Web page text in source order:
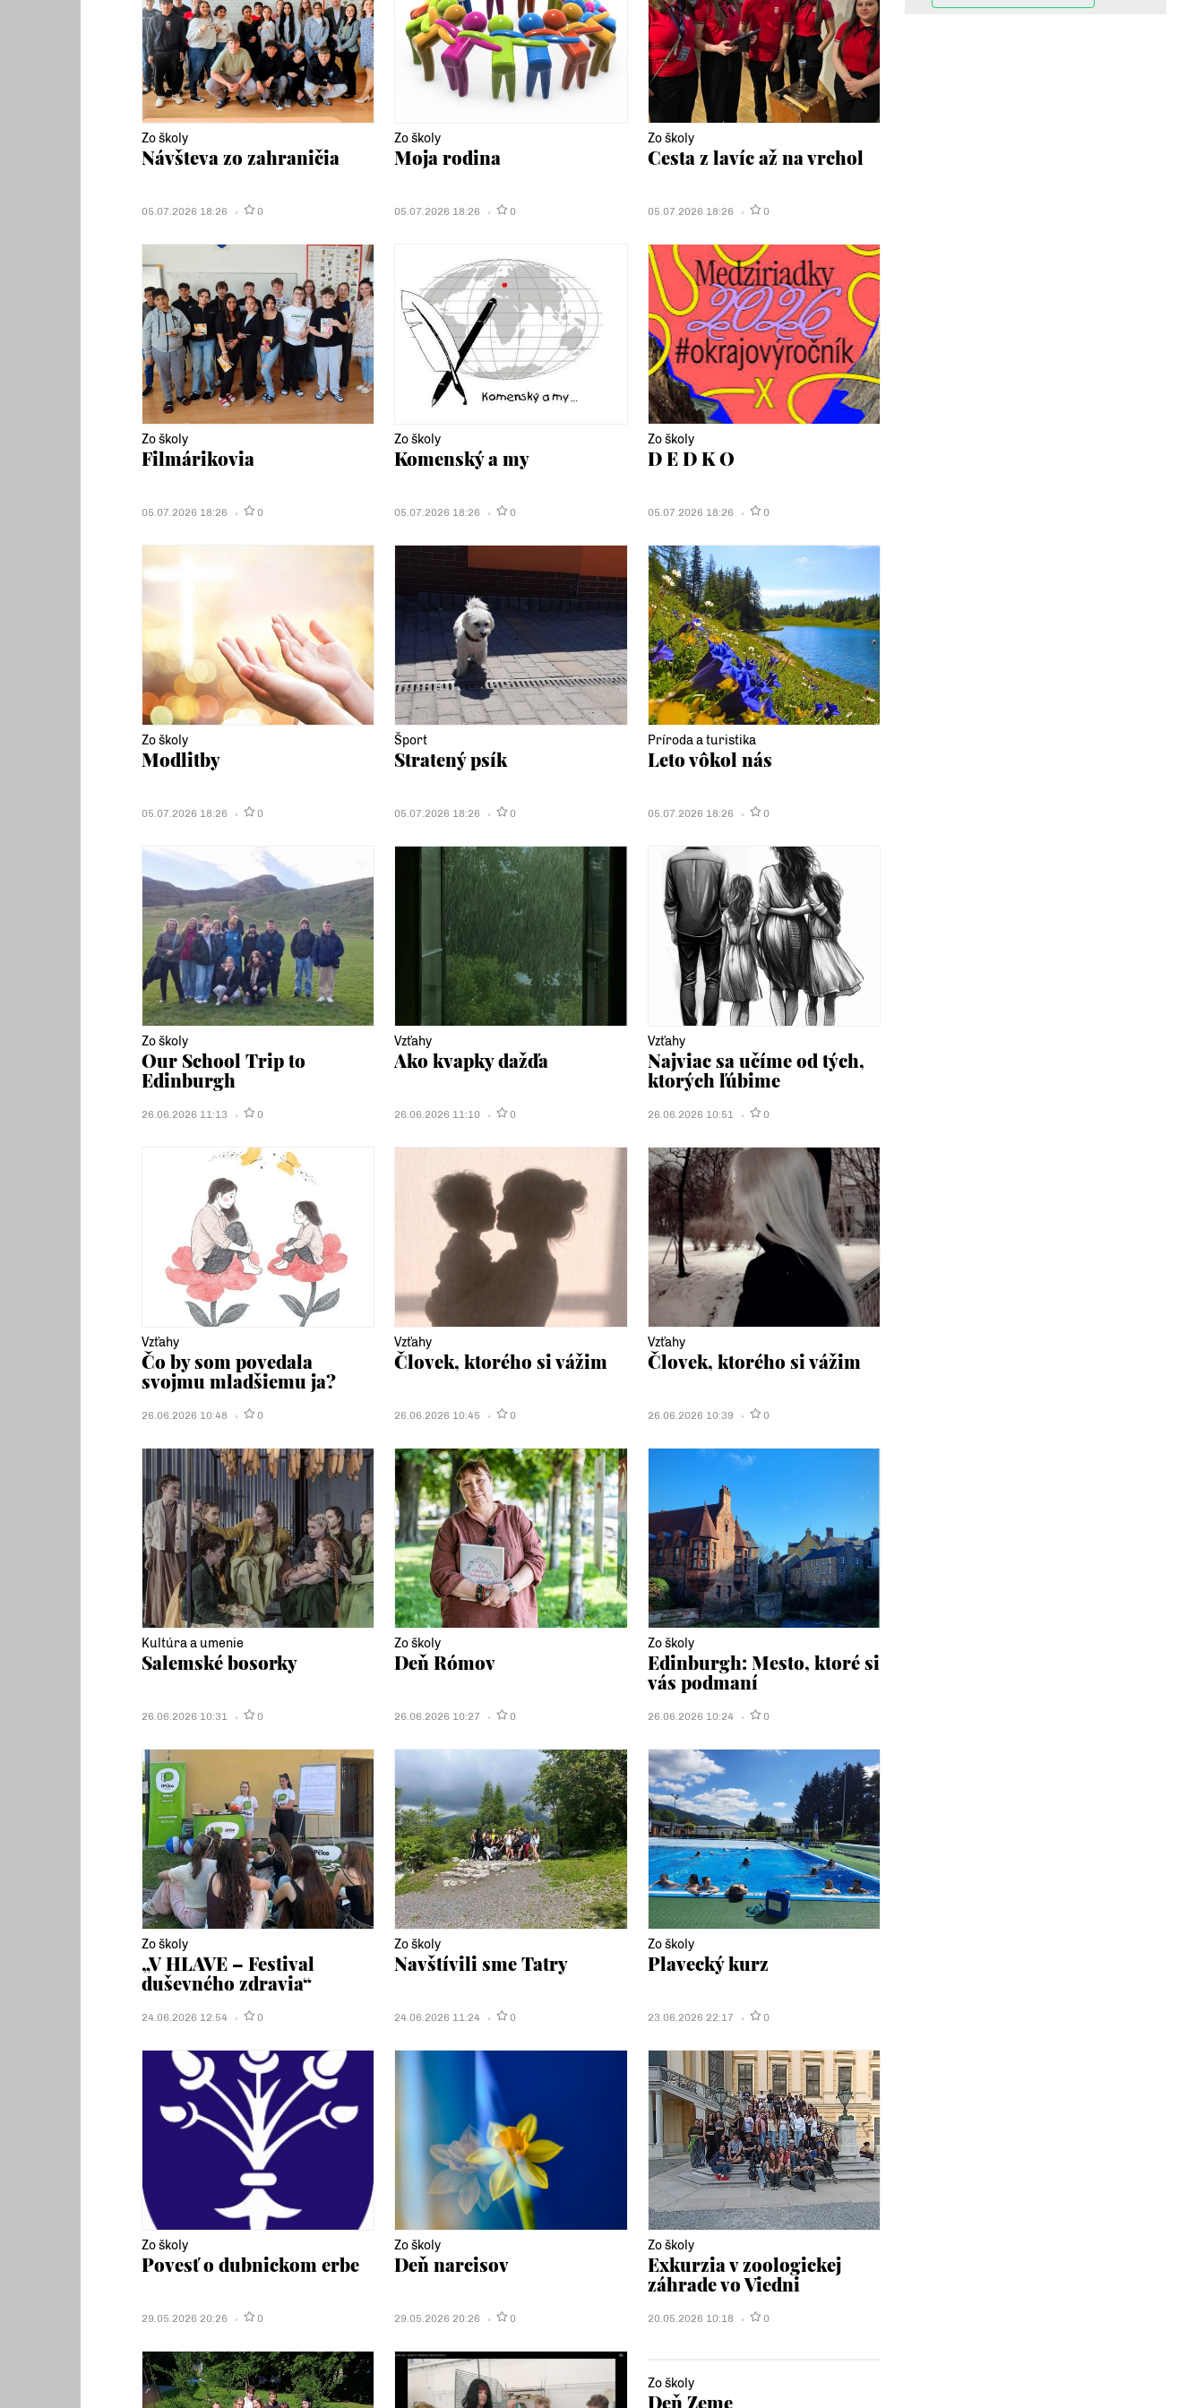
Zo školy
Návšteva zo zahraničia
05.07.2026 18:26 0
Zo školy
Moja rodina
05.07.2026 18:26 0
Zo školy
Cesta z lavíc až na vrchol
05.07.2026 18:26 0
Zo školy
Filmárikovia
05.07.2026 18:26 0
Zo školy
Komenský a my
05.07.2026 18:26 0
Zo školy
D E D K O
05.07.2026 18:26 0
Zo školy
Modlitby
05.07.2026 18:26 0
Šport
Stratený psík
05.07.2026 18:26 0
Príroda a turistika
Leto vôkol nás
05.07.2026 18:26 0
Zo školy
Our School Trip to
Edinburgh
26.06.2026 11:13 0
Vzťahy
Ako kvapky dažďa
26.06.2026 11:10 0
Vzťahy
Najviac sa učíme od tých,
ktorých ľúbime
26.06.2026 10:51 0
Vzťahy
Čo by som povedala
svojmu mladšiemu ja?
26.06.2026 10:48 0
Vzťahy
Človek, ktorého si vážim
26.06.2026 10:45 0
Vzťahy
Človek, ktorého si vážim
26.06.2026 10:39 0
Kultúra a umenie
Salemské bosorky
26.06.2026 10:31 0
Zo školy
Deň Rómov
26.06.2026 10:27 0
Zo školy
Edinburgh: Mesto, ktoré si
vás podmaní
26.06.2026 10:24 0
Zo školy
„V HLAVE – Festival
duševného zdravia“
24.06.2026 12:54 0
Zo školy
Navštívili sme Tatry
24.06.2026 11:24 0
Zo školy
Plavecký kurz
23.06.2026 22:17 0
Zo školy
Povesť o dubnickom erbe
29.05.2026 20:26 0
Zo školy
Deň narcisov
29.05.2026 20:26 0
Zo školy
Exkurzia v zoologickej
záhrade vo Viedni
20.05.2026 10:18 0
Zo školy
Deň Zeme